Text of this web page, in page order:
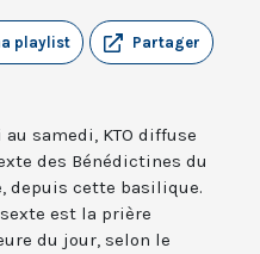
Partager
playlist
samedi, KTO diffuse
des Bénédictines du
depuis cette basilique.
est la prière
du jour, selon le